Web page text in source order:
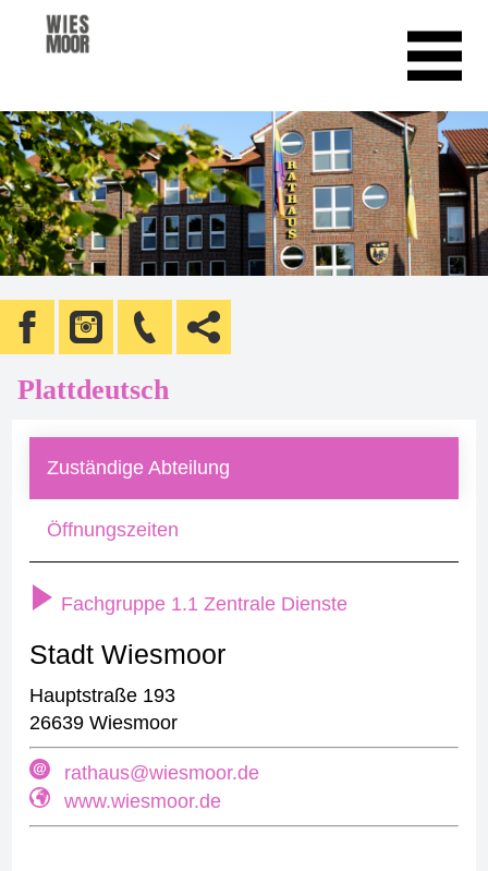
Plattdeutsch
Zuständige Abteilung
Öffnungszeiten
Fachgruppe 1.1 Zentrale Dienste
Stadt Wiesmoor
Hauptstraße 193
26639 Wiesmoor
rathaus@wiesmoor.de
www.wiesmoor.de